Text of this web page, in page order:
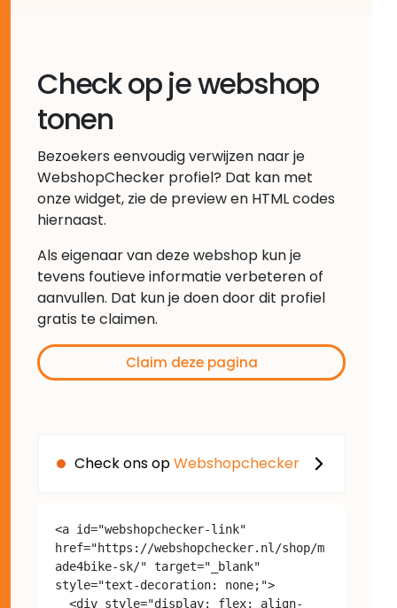
Check op je webshop
tonen
Bezoekers eenvoudig verwijzen naar je
WebshopChecker profiel? Dat kan met
onze widget, zie de preview en HTML codes
hiernaast.
Als eigenaar van deze webshop kun je
tevens foutieve informatie verbeteren of
aanvullen. Dat kun je doen door dit profiel
gratis te claimen.
Claim deze pagina
Check ons opWebshopchecker
<a id="webshopchecker-link"
href="https://webshopchecker.nl/shop/m
ade4bike-sk/" target="_blank"
style="text-decoration: none;">